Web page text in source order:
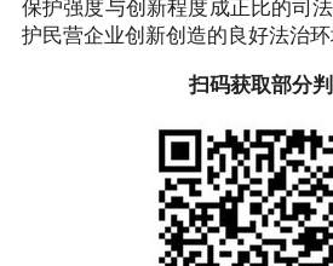
保护强度与创新程度成正比的司
护民营企业创新创造的良好法治环
扫码获取部分